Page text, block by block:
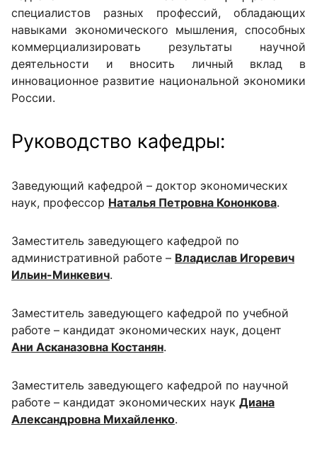
специалистов разных профессий, обладающих
навыками экономического мышления, способных
коммерциализировать результаты научной
деятельности и вносить личный вклад в
инновационное развитие национальной экономики
России.
Руководство кафедры:
Заведующий кафедрой – доктор экономических
наук, профессор Наталья Петровна Кононкова.
Заместитель заведующего кафедрой по
административной работе – Владислав Игоревич
Ильин-Минкевич.
Заместитель заведующего кафедрой по учебной
работе – кандидат экономических наук, доцент
Ани Асканазовна Костанян.
Заместитель заведующего кафедрой по научной
работе – кандидат экономических наук Диана
Александровна Михайленко.